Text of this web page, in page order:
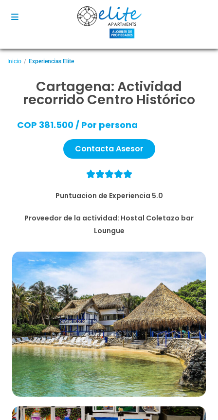
Inicio Experiencias Elite
Cartagena: Actividad
recorrido Centro Histórico
COP 381.500 / Por persona
Contacta Asesor

Puntuacion de Experiencia 5.0
Proveedor de la actividad: Hostal Coletazo bar
Loungue